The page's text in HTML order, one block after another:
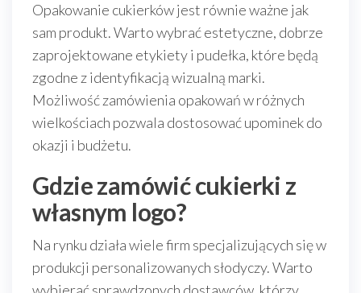
Opakowanie cukierków jest równie ważne jak
sam produkt. Warto wybrać estetyczne, dobrze
zaprojektowane etykiety i pudełka, które będą
zgodne z identyfikacją wizualną marki.
Możliwość zamówienia opakowań w różnych
wielkościach pozwala dostosować upominek do
okazji i budżetu.
Gdzie zamówić cukierki z
własnym logo?
Na rynku działa wiele firm specjalizujących się w
produkcji personalizowanych słodyczy. Warto